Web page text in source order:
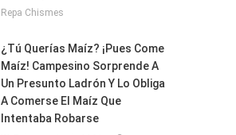
Repa Chismes
¿Tú Querías Maíz? ¡Pues Come
Maíz! Campesino Sorprende A
Un Presunto Ladrón Y Lo Obliga
A Comerse El Maíz Que
Intentaba Robarse